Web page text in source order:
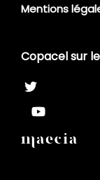
Mentions
Copacel sur